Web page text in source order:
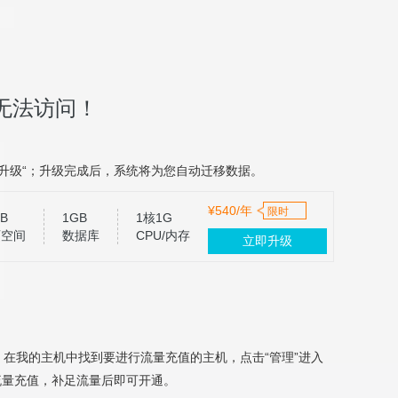
访问！
“；升级完成后，系统将为您自动迁移数据。
间
1GB
数据库
1核1G
CPU/内存
¥540/年 限时
立即升级
在我的主机中找到要进行流量充值的主机，点击“管理”进入
充值，补足流量后即可开通。